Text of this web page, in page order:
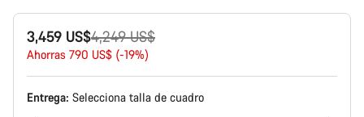
3,459 US$
Precio
original
4,249 US$
Ahorras 790 US$ (-19%)
Entrega: Selecciona talla de cuadro